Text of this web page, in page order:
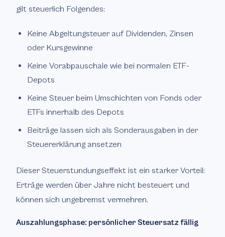
gilt steuerlich Folgendes:
Keine Abgeltungsteuer auf Dividenden, Zinsen
oder Kursgewinne
Keine Vorabpauschale wie bei normalen ETF-
Depots
Keine Steuer beim Umschichten von Fonds oder
ETFs innerhalb des Depots
Beiträge lassen sich als Sonderausgaben in der
Steuererklärung ansetzen
Dieser Steuerstundungseffekt ist ein starker Vorteil:
Erträge werden über Jahre nicht besteuert und
können sich ungebremst vermehren.
Auszahlungsphase: persönlicher Steuersatz fällig